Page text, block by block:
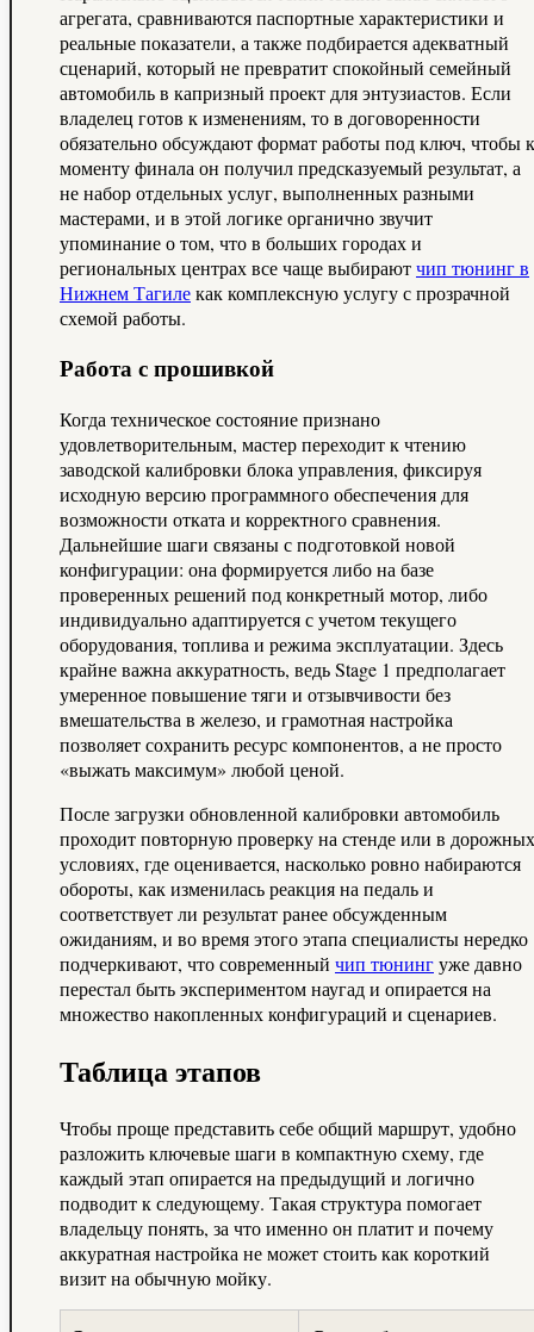
агрегата, сравниваются паспортные характеристики и
реальные показатели, а также подбирается адекватный
сценарий, который не превратит спокойный семейный
автомобиль в капризный проект для энтузиастов. Если
владелец готов к изменениям, то в договоренности
обязательно обсуждают формат работы под ключ, чтобы к
моменту финала он получил предсказуемый результат, а
не набор отдельных услуг, выполненных разными
мастерами, и в этой логике органично звучит
упоминание о том, что в больших городах и
региональных центрах все чаще выбираютчип тюнинг в
Нижнем Тагилекак комплексную услугу с прозрачной
схемой работы.
Работа с прошивкой
Когда техническое состояние признано
удовлетворительным, мастер переходит к чтению
заводской калибровки блока управления, фиксируя
исходную версию программного обеспечения для
возможности отката и корректного сравнения.
Дальнейшие шаги связаны с подготовкой новой
конфигурации: она формируется либо на базе
проверенных решений под конкретный мотор, либо
индивидуально адаптируется с учетом текущего
оборудования, топлива и режима эксплуатации. Здесь
крайне важна аккуратность, ведь Stage 1 предполагает
умеренное повышение тяги и отзывчивости без
вмешательства в железо, и грамотная настройка
позволяет сохранить ресурс компонентов, а не просто
«выжать максимум» любой ценой.
После загрузки обновленной калибровки автомобиль
проходит повторную проверку на стенде или в дорожных
условиях, где оценивается, насколько ровно набираются
обороты, как изменилась реакция на педаль и
соответствует ли результат ранее обсужденным
ожиданиям, и во время этого этапа специалисты нередко
подчеркивают, что современный чип тюнингуже давно
перестал быть экспериментом наугад и опирается на
множество накопленных конфигураций и сценариев.
Таблица этапов
Чтобы проще представить себе общий маршрут, удобно
разложить ключевые шаги в компактную схему, где
каждый этап опирается на предыдущий и логично
подводит к следующему. Такая структура помогает
владельцу понять, за что именно он платит и почему
аккуратная настройка не может стоить как короткий
визит на обычную мойку.